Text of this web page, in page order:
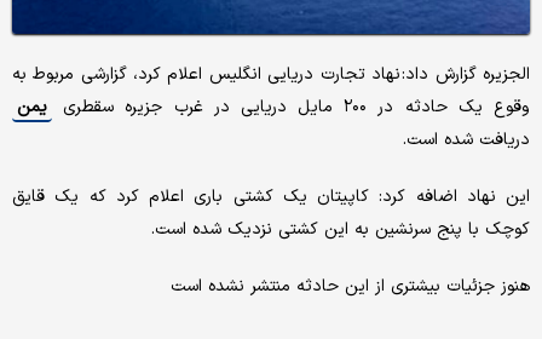
الجزیره گزارش داد: نهاد تجارت دریایی انگلیس اعلام کرد، گزارشی مربوط به
وقوع یک حادثه در ۲۰۰ مایل دریایی در غرب جزیره سقطری
یمن
دریافت شده است.
این نهاد اضافه کرد: کاپیتان یک کشتی باری اعلام کرد که یک قایق
کوچک با پنج سرنشین به این کشتی نزدیک شده است.
هنوز جزئیات بیشتری از این حادثه منتشر نشده است